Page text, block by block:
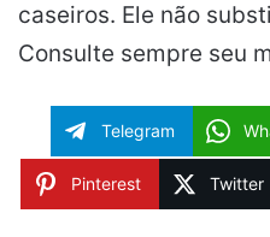
caseiros. Ele não
Consulte sempre seu
Telegram
Pinterest Twitter